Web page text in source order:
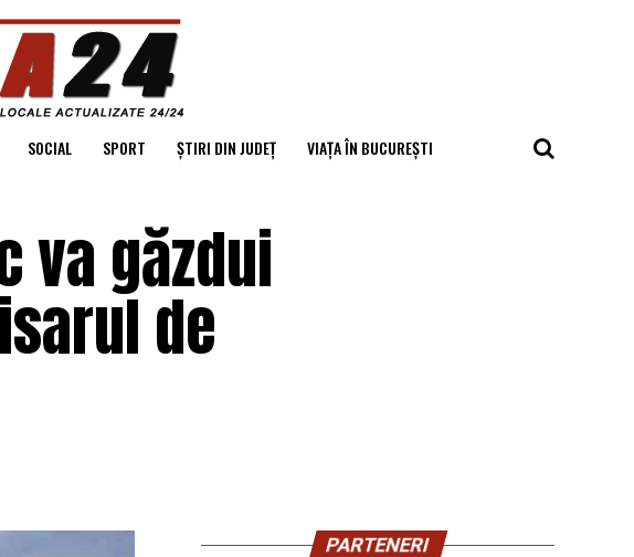
SOCIAL SPORT ȘTIRI DIN JUDEȚ VIAȚA ÎN BUCUREȘTI
va găzdui
de
PARTENERI